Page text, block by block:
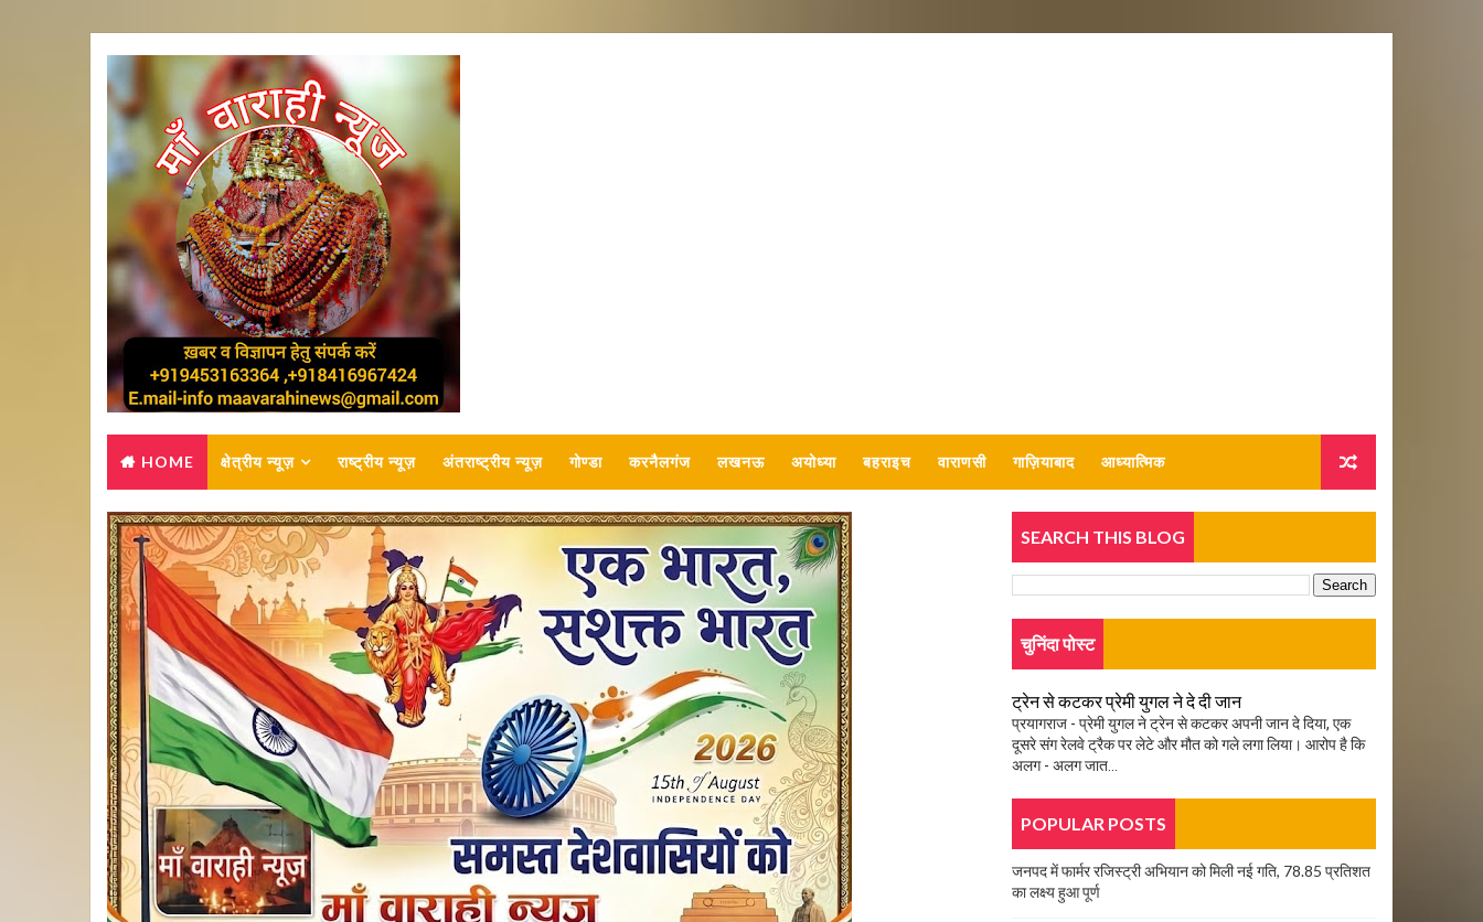
HOME क्षेत्रीय न्यूज़ राष्ट्रीय न्यूज़ अंतराष्ट्रीय न्यूज़ गोण्डा करनैलगंज लखनऊ अयोध्या बहराइच वाराणसी गाज़ियाबाद आध्यात्मिक
SEARCH THIS BLOG
चुनिंदा पोस्ट
ट्रेन से कटकर प्रेमी युगल ने दे दी जान
प्रयागराज - प्रेमी युगल ने ट्रेन से कटकर अपनी जान दे दिया, एक
दूसरे संग रेलवे ट्रैक पर लेटे और मौत को गले लगा लिया। आरोप है कि
अलग - अलग जात...
POPULAR POSTS
जनपद में फार्मर रजिस्ट्री अभियान को मिली नई गति, 78.85 प्रतिशत
का लक्ष्य हुआ पूर्ण